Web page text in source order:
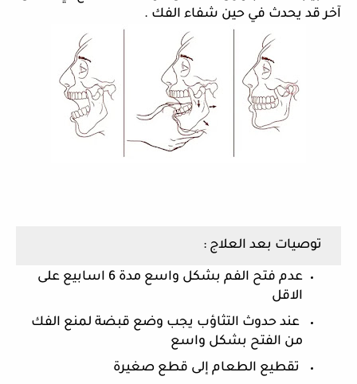
آخر قد يحدث في حين شفاء الفك .
توصيات بعد العلاج :
الاقل
من الفتح بشكل واسع
تقطيع الطعام إلى قطع صغيرة